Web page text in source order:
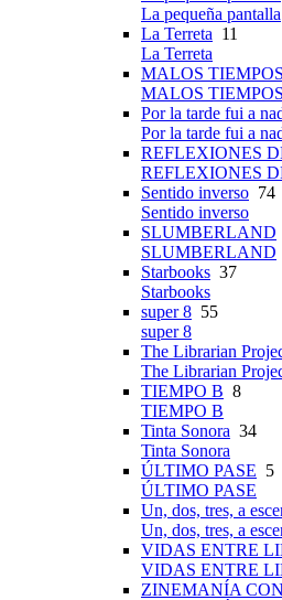
La pequeña pantalla
La Terreta 11
La Terreta
MALOS
MALOS
Por la tarde fui a
Por la tarde fui a
REFLEXIONES
REFLEXIONES
Sentido inverso 74
Sentido inverso
SLUMBERLAND
SLUMBERLAND
Starbooks 37
Starbooks
super 8 55
super 8
The Librarian
The Librarian
TIEMPO B 8
TIEMPO B
Tinta Sonora 34
Tinta Sonora
ÚLTIMO PASE 5
ÚLTIMO PASE
Un, dos, tres, a
Un, dos, tres, a
VIDAS ENTRE
VIDAS ENTRE
ZINEMANÍA